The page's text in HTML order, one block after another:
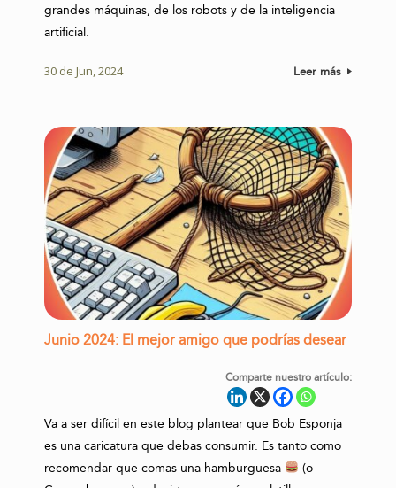
grandes máquinas, de los robots y de la inteligencia
artificial.
30 de Jun, 2024 Leer más
Junio 2024: El mejor amigo que podrías desear
Comparte nuestro artículo:
Va a ser difícil en este blog plantear que Bob Esponja
es una caricatura que debas consumir. Es tanto como
recomendar que comas una hamburguesa
(o